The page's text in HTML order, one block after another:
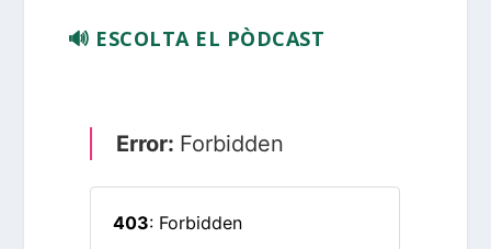
🔊 ESCOLTA EL PÒDCAST